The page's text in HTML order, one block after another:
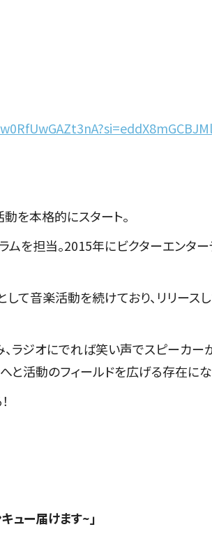
を本格的にスタート。
ムを担当。2015年にビクターエンタ
て音楽活動を続けており、リリース
ラジオにでれば笑い声でスピーカー
と活動のフィールドを広げる存在にな
ュー届けます~」